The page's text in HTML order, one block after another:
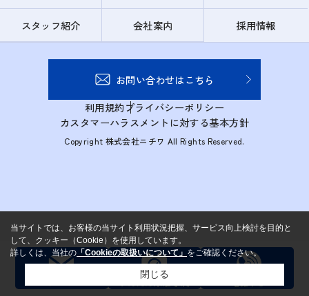
スタッフ紹介 会社案内 採用情報
お問い合わせはこちら
利用規約プライバシーポリシー
カスタマーハラスメントに対する基本方針
Copyright 株式会社ニチワ All Rights Reserved.
当サイトでは、お客様の当サイト利用状況把握、サービス向上検討を目的と
して、クッキー（Cookie）を使用しています。
詳しくは、当社の 「Cookieの取扱いについて」 をご確認ください。
閉じる